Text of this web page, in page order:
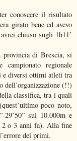
conoscere il risultato
girato bene ed avevo
chiuso sugli 1h11’
provincia di Brescia, si
campionato regionale
diversi ottimi atleti tra
dell’organizzazione (!!)
classifica, tra i quali
poco noto,
29’50” sui 10.000m e
2 o 3 anni fa). Alla fine
dei primi.